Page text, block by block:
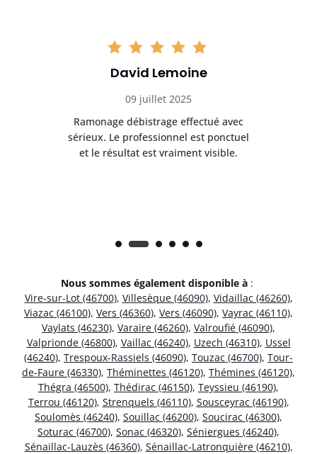
David Lemoine
09 juillet 2025
Ramonage débistrage effectué avec
sérieux. Le professionnel est ponctuel
et le résultat est vraiment visible.
Nous sommes également disponible à :
Vire-sur-Lot (46700), Villesèque (46090), Vidaillac (46260),
Viazac (46100), Vers (46360), Vers (46090), Vayrac (46110),
Vaylats (46230), Varaire (46260), Valroufié (46090),
Valprionde (46800), Vaillac (46240), Uzech (46310), Ussel
(46240), Trespoux-Rassiels (46090), Touzac (46700), Tour-
de-Faure (46330), Théminettes (46120), Thémines (46120),
Thégra (46500), Thédirac (46150), Teyssieu (46190),
Terrou (46120), Strenquels (46110), Sousceyrac (46190),
Soulomès (46240), Souillac (46200), Soucirac (46300),
Soturac (46700), Sonac (46320), Séniergues (46240),
Sénaillac-Lauzès (46360), Sénaillac-Latronquière (46210),